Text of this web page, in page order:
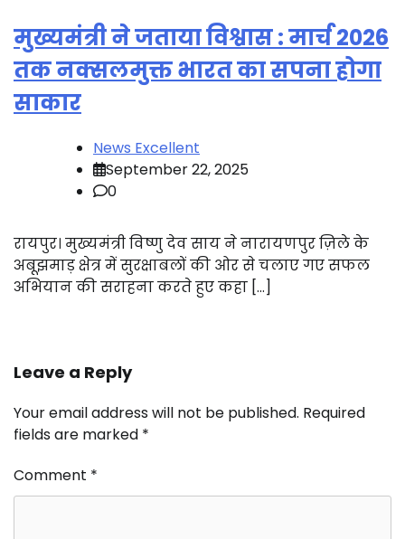
मुख्यमंत्री ने जताया विश्वास : मार्च 2026
तक नक्सलमुक्त भारत का सपना होगा
साकार
News Excellent
September 22, 2025
0
रायपुर। मुख्यमंत्री विष्णु देव साय ने नारायणपुर ज़िले के
अबूझमाड़ क्षेत्र में सुरक्षाबलों की ओर से चलाए गए सफल
अभियान की सराहना करते हुए कहा […]
Leave a Reply
Your email address will not be published. Required
fields are marked *
Comment *